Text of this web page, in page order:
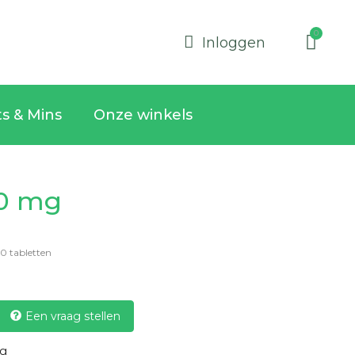
Inloggen
& Mins Onze winkels
mg
tabletten
Een vraag stellen